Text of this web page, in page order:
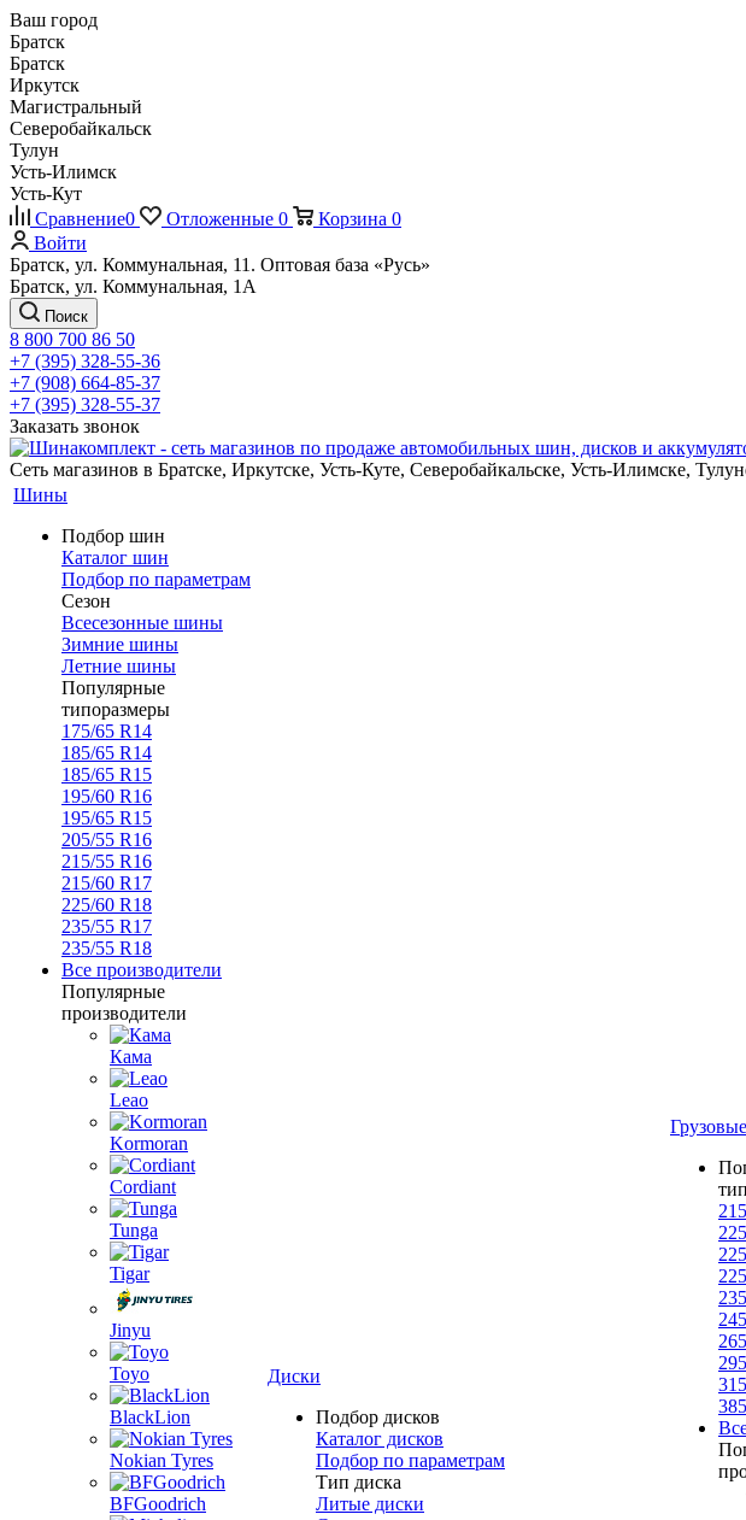
Ваш город
Братск
Братск
Иркутск
Магистральный
Северобайкальск
Тулун
Усть-Илимск
Усть-Кут
Сравнение0 Отложенные 0 Корзина 0
Войти
Братск, ул. Коммунальная, 11. Оптовая база «Русь»
Братск, ул. Коммунальная, 1А
Поиск
8 800 700 86 50
+7 (395) 328-55-36
+7 (908) 664-85-37
+7 (395) 328-55-37
Заказать звонок
Сеть магазинов в Братске, Иркутске, Усть-Куте, Северобайкальске, Усть-Илимске,
Шины
Подбор шин
Каталог шин
Подбор по параметрам
Сезон
Всесезонные шины
Зимние шины
Летние шины
Популярные
типоразмеры
175/65 R14
185/65 R14
185/65 R15
195/60 R16
195/65 R15
205/55 R16
215/55 R16
215/60 R17
225/60 R18
235/55 R17
235/55 R18
Все производители
Популярные
производители
Кама
Leao
Kormoran
Cordiant
Tunga
Tigar
Jinyu
Toyo
BlackLion
Nokian Tyres
BFGoodrich
Диски
Подбор дисков
Каталог дисков
Подбор по параметрам
Тип диска
Литые диски